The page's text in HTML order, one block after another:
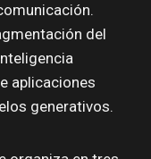
del
aplicaciones
generativos.